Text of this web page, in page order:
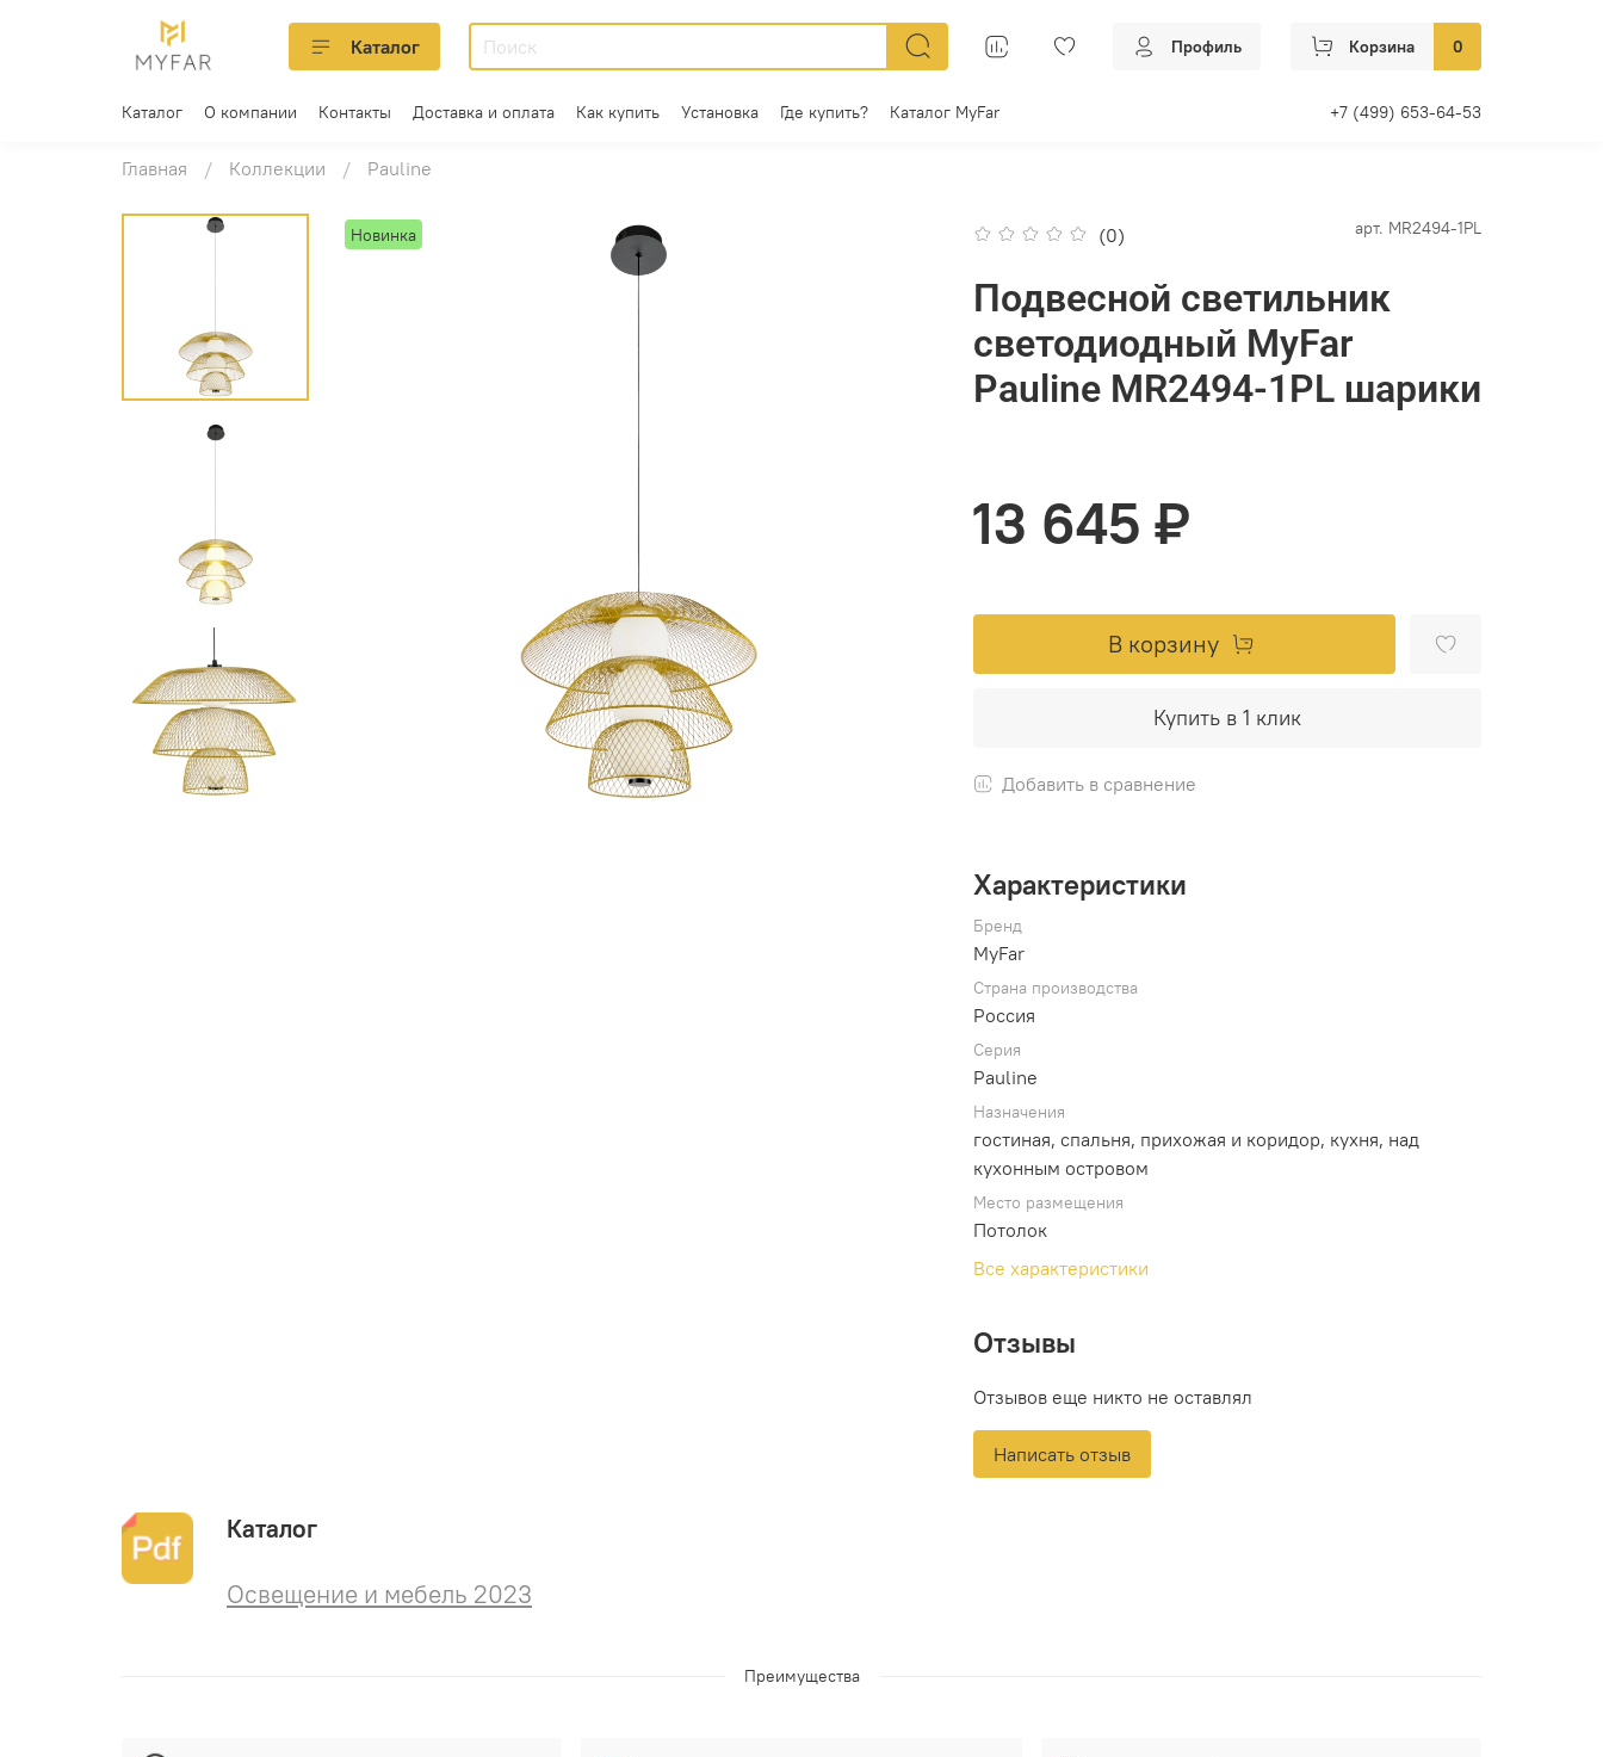
Каталог Профиль Корзина 0
Каталог О компании Контакты Доставка и оплата Как купить Установка Где купить? Каталог MyFar +7 (499) 653-64-53
Главная Коллекции Pauline
Новинка (0) арт. MR2494-1PL
Подвесной светильник
светодиодный MyFar
Pauline MR2494-1PL шарики
13 645 ₽
В корзину
Купить в 1 клик
Добавить в сравнение
Характеристики
Бренд
MyFar
Страна производства
Россия
Серия
Pauline
Назначения
гостиная, спальня, прихожая и коридор, кухня, над
кухонным островом
Место размещения
Потолок
Все характеристики
Отзывы
Отзывов еще никто не оставлял
Написать отзыв
Каталог
Освещение и мебель 2023
Преимущества